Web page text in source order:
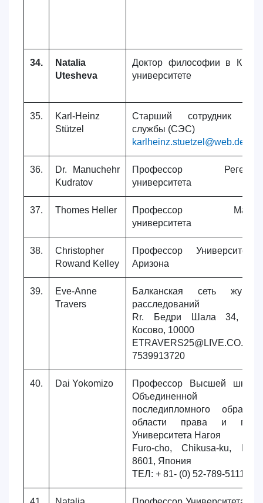
34.
Natalia
Utesheva
Доктор философии в
университете
35.
Karl-Heinz
Stützel
Старший сотрудник
службы (СЭС)
karlheinz.stuetzel@web.de
36.
Dr. Manuchehr
Kudratov
Профессор
университета
37. Thomes Heller
Профессор
университета
38.
Christopher
Rowand Kelley
Профессор
Аризона
39.
Eve-Anne
Travers
Балканская сеть
расследований
Rr. Бедри Шала 34,
Косово, 10000
7539913720
40. Dai Yokomizo
Профессор Высшей
Объединенной
последипломного
области права и
Университета Нагоя
Furo-cho, Chikusa-ku,
8601, Япония
ТЕЛ: + 81- (0) 52-789-5111 |